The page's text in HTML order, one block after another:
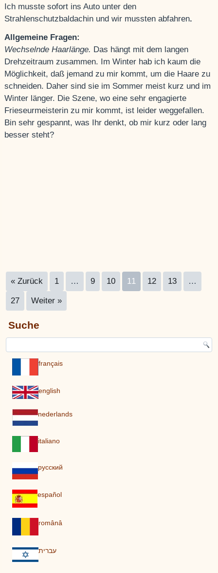
Ich musste sofort ins Auto unter den
Strahlenschutzbaldachin und wir mussten abfahren.
Allgemeine Fragen:
Wechselnde Haarlänge. Das hängt mit dem langen
Drehzeitraum zusammen. Im Winter hab ich kaum die
Möglichkeit, daß jemand zu mir kommt, um die Haare zu
schneiden. Daher sind sie im Sommer meist kurz und im
Winter länger. Die Szene, wo eine sehr engagierte
Frieseurmeisterin zu mir kommt, ist leider weggefallen.
Bin sehr gespannt, was Ihr denkt, ob mir kurz oder lang
besser steht?
« Zurück 1 … 9 10 11 12 13 …
27 Weiter »
Suche
français
english
nederlands
italiano
pусский
español
românâ
עברית